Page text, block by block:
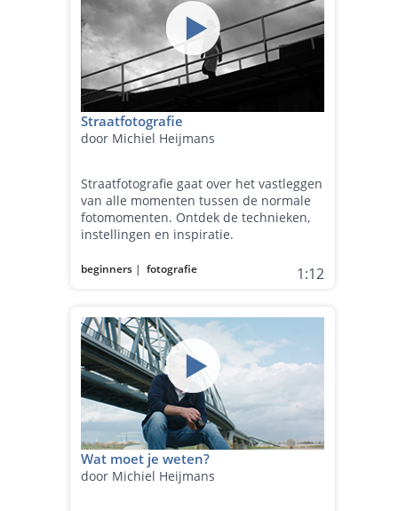
Straatfotografie
door Michiel Heijmans
Straatfotografie gaat over het vastleggen
van alle momenten tussen de normale
fotomomenten. Ontdek de technieken,
instellingen en inspiratie.
beginners |fotografie 1:12
Wat moet je weten?
door Michiel Heijmans